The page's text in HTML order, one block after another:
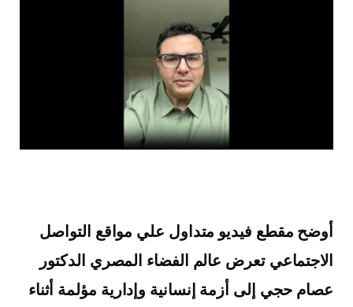
أوضح مقطع فيديو متداول علي مواقع التواصل
الاجتماعي تعرض عالم الفضاء المصري الدكتور
عصام حجي إلى أزمة إنسانية وإدارية مؤلمة أثناء